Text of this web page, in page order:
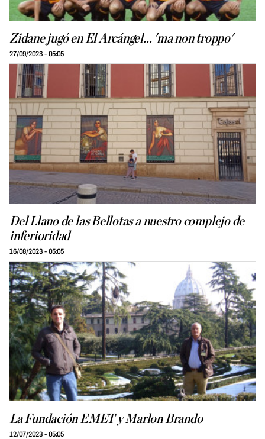
Zidane jugó en El Arcángel... 'ma non troppo'
27/09/2023 - 05:05
Del Llano de las Bellotas a nuestro complejo de
inferioridad
16/08/2023 - 05:05
La Fundación EMET y Marlon Brando
12/07/2023 - 05:05